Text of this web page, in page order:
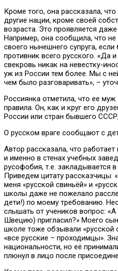
Кроме того, она рассказала,
другие нации, кроме своей
возраста. Это проявляется
Например, она сообщила, что
своего нынешнего супруга,
противник всего русского. «Да
свекровь никак на невестку-
уж из России тем более. Мы с
чем было разговаривать», –
Россиянка отметила, что ее
правила. Он, как и круг его
России или стран бывшего
О русском враге сообщают с
Автор рассказала, что
и именно в стенах учебных
русофобия, т.е. закладывается
Приведем цитату рассказчицы:
меня «русской свиньёй» и
школы даже не пожелало
дети!) по моему требованию.
слышать от учеников вопрос:
Швецию) пригласил?» Моего
школе тоже обзывали «русской
«все русские – проходимцы».
национальности, но её
плюнул в лицо после